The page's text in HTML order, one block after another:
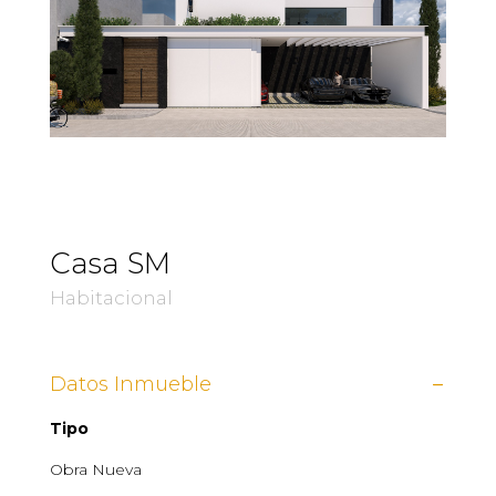
Casa SM
Habitacional
Datos Inmueble
Tipo
Obra Nueva